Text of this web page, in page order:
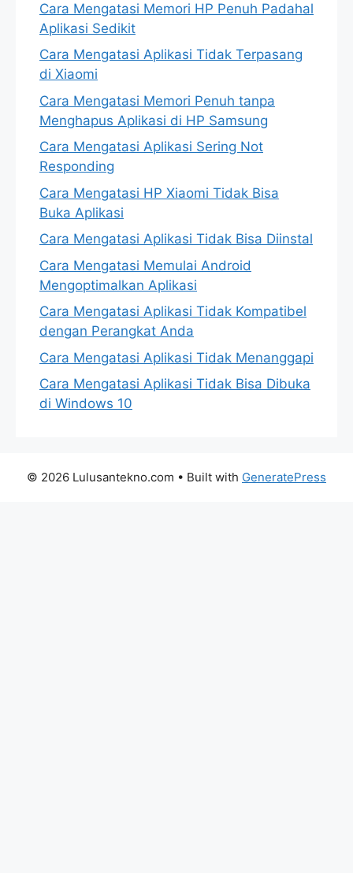
Cara Mengatasi Memori HP Penuh Padahal
Aplikasi Sedikit
Cara Mengatasi Aplikasi Tidak Terpasang
di Xiaomi
Cara Mengatasi Memori Penuh tanpa
Menghapus Aplikasi di HP Samsung
Cara Mengatasi Aplikasi Sering Not
Responding
Cara Mengatasi HP Xiaomi Tidak Bisa
Buka Aplikasi
Cara Mengatasi Aplikasi Tidak Bisa Diinstal
Cara Mengatasi Memulai Android
Mengoptimalkan Aplikasi
Cara Mengatasi Aplikasi Tidak Kompatibel
dengan Perangkat Anda
Cara Mengatasi Aplikasi Tidak Menanggapi
Cara Mengatasi Aplikasi Tidak Bisa Dibuka
di Windows 10
© 2026 Lulusantekno.com • Built with GeneratePress